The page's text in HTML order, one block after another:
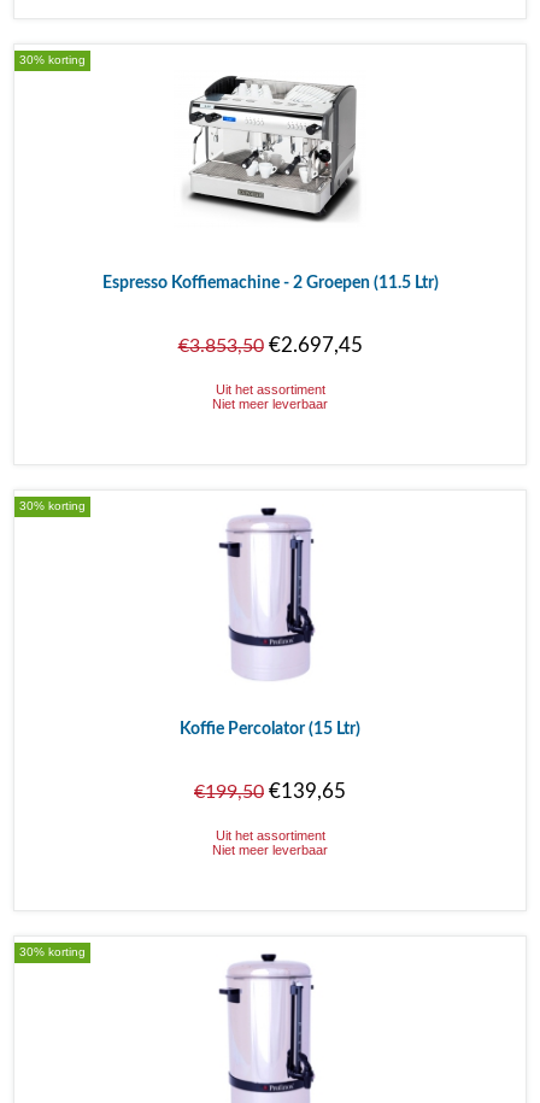
30% korting
Espresso Koffiemachine - 2 Groepen (11.5 Ltr)
€3.853,50€2.697,45
Uit het assortiment
Niet meer leverbaar
30% korting
Koffie Percolator (15 Ltr)
€199,50 €139,65
Uit het assortiment
Niet meer leverbaar
30% korting